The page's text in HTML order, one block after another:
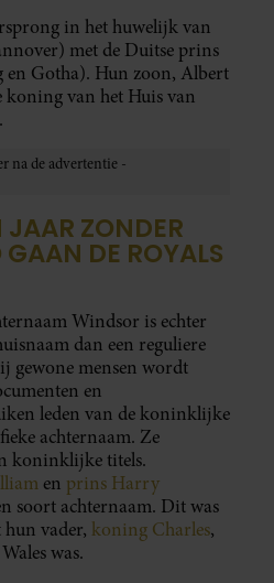
in het huwelijk van
met de Duitse prins
en Gotha). Hun zoon, Albert
koning van het Huis van
JAAR ZONDER
GAAN DE ROYALS
Windsor is echter
dan een reguliere
gewone mensen wordt
en
leden van de koninklijke
achternaam. Ze
koninklijke titels.
en prins Harry
soort achternaam. Dit was
vader, koning Charles,
was.